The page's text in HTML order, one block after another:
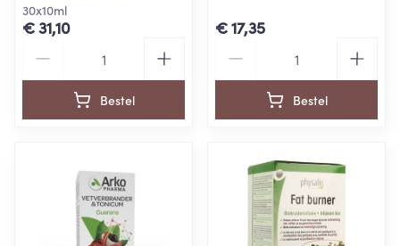
30x10ml
€ 31,10
Bestel
€ 17,35
Bestel